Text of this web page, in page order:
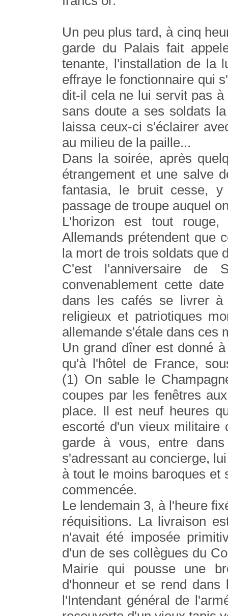
Un peu plus tard, à cinq
garde du Palais fait
tenante, l'installation de la
effraye le fonctionnaire qui
dit-il cela ne lui servit pas
sans doute a ses soldats
laissa ceux-ci s'éclairer
au milieu de la paille...
Dans la soirée, après
étrangement et une salve
fantasia, le bruit cesse,
passage de troupe auquel
L'horizon est tout
Allemands prétendent que
la mort de trois soldats que
C'est l'anniversaire de
convenablement cette
dans les cafés se livrer à
religieux et patriotiques
allemande s'étale dans ces
Un grand dîner est donné
qu'à l'hôtel de France,
(1) On sable le
coupes par les fenêtres
place. Il est neuf heures
escorté d'un vieux militaire
garde à vous, entre
s'adressant au concierge,
à tout le moins baroques
commencée.
Le lendemain 3, à l'heure
réquisitions. La livraison
n'avait été imposée
d'un de ses collègues du
Mairie qui pousse une
d'honneur et se rend
l'Intendant général de